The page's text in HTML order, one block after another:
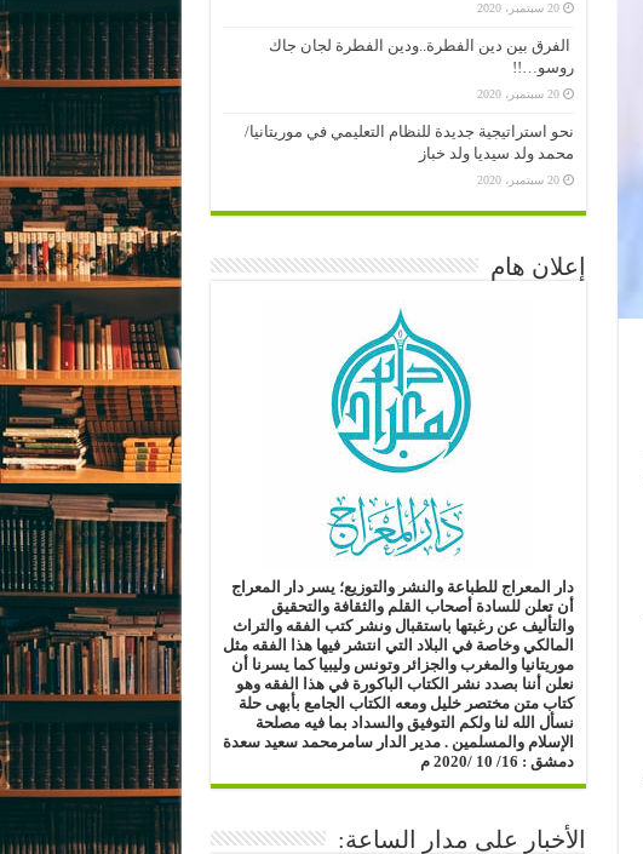
20 سبتمبر، 2020
الفرق بين دين الفطرة..ودين الفطرة لجان جاك
روسو…!!
20 سبتمبر، 2020
نحو استراتيجية جديدة للنظام التعليمي في موريتانيا/
محمد ولد سيديا ولد خباز
20 سبتمبر، 2020
إعلان هام
دار المعراج للطباعة والنشر والتوزيع؛ يسر دار المعراج
أن تعلن للسادة أصحاب القلم والثقافة والتحقيق
والتأليف عن رغبتها باستقبال ونشر كتب الفقه والتراث
المالكي وخاصة في البلاد التي انتشر فيها هذا الفقه مثل
موريتانيا والمغرب والجزائر وتونس وليبيا كما يسرنا أن
نعلن أننا بصدد نشر الكتاب الباكورة في هذا الفقه وهو
كتاب متن مختصر خليل ومعه الكتاب الجامع بأبهى حلة
نسأل الله لنا ولكم التوفيق والسداد بما فيه مصلحة
الإسلام والمسلمين . مدير الدار سامرمحمد سعيد سعدة
دمشق : 16/ 10 /2020 م
الأخبار على مدار الساعة: